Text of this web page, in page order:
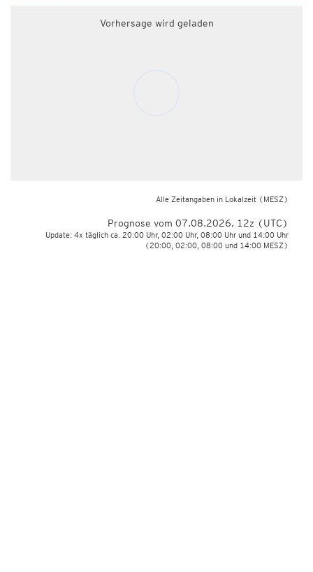
Vorhersage wird geladen
Alle Zeitangaben in Lokalzeit (MESZ)
Prognose vom 07.08.2026, 12z (UTC)
Update: 4x täglich ca. 20:00 Uhr, 02:00 Uhr, 08:00 Uhr und 14:00 Uhr
(20:00, 02:00, 08:00 und 14:00 MESZ)